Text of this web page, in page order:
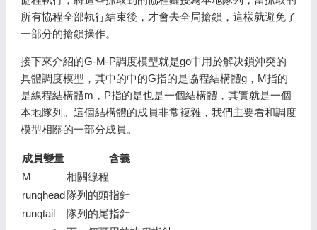
所有協程全部執行結束後，才會去全局搶鎖，這樣就避免了
一部分的搶鎖操作。
接下來介紹的G-M-P調度模型就是go中用於解决鎖沖突的
具體調度模型，其中的中的G指的是協程結構體g，M指的
是線程結構體m，P指的是也是一個結構體，其實就是一個
本地隊列。這個結構體的成員非常複雜，我們主要看和調度
模型相關的一部分成員。
成員變量
含義
M
相關線程
runqhead隊列的頭指針
runqtail
隊列的尾指針